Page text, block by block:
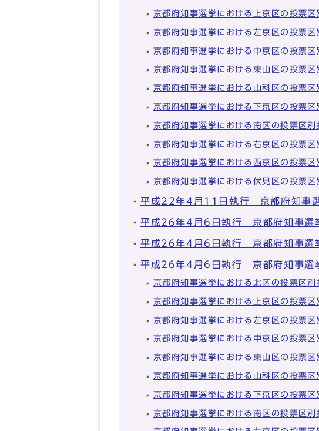
京都府知事選挙における上京区の投票区
京都府知事選挙における左京区の投票区
京都府知事選挙における中京区の投票区
京都府知事選挙における東山区の投票区
京都府知事選挙における山科区の投票区
京都府知事選挙における下京区の投票区
京都府知事選挙における南区の投票区別
京都府知事選挙における右京区の投票区
京都府知事選挙における西京区の投票区
京都府知事選挙における伏見区の投票区
平成22年4月11日執行 京都府知事
平成26年4月6日執行 京都府知事選
平成26年4月6日執行 京都府知事選
平成26年4月6日執行 京都府知事選
京都府知事選挙における北区の投票区別
京都府知事選挙における上京区の投票区
京都府知事選挙における左京区の投票区
京都府知事選挙における中京区の投票区
京都府知事選挙における東山区の投票区
京都府知事選挙における山科区の投票区
京都府知事選挙における下京区の投票区
京都府知事選挙における南区の投票区別